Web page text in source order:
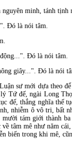
minh, tánh
Ðó là nói tâm.
Ðó là nói tâm.
giây...". Ðó là nói
sư mới dựa theo
Tứ đế, ngài Long
thắng nghĩa thế
nhiễm ô vô tri,
tám giới thành
tâm mê như năm
biến trong khi mê,